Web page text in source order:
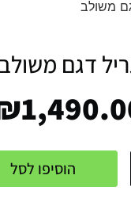
משולב
דגם משולב
הוסיפו לסל